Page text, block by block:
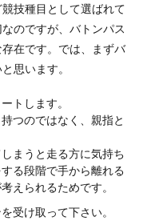
数（数学）、理科、社会、
保健体育などなど、さまざ
バイトを休む場合の
方で、年末年始は帰省のた
ど、なかなか休みが言い出
技種目として選ばれて
のですが、バトンパス
在です。では、まずバ
思います。
トします。
つのではなく、親指と
まうと走る方に気持ち
る段階で手から離れる
えられるためです。
受け取って下さい。